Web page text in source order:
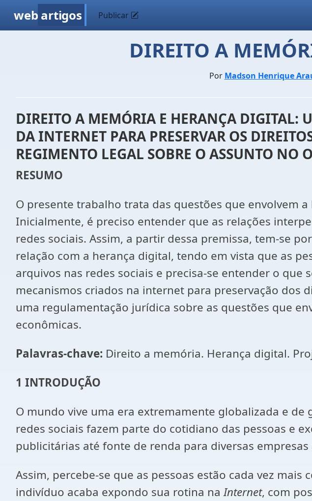
web artigos Publicar
DIREITO A
Por Madson Henrique
DIREITO A MEMÓRIA E HERANÇA DIGITAL:
DA INTERNET PARA PRESERVAR OS
REGIMENTO LEGAL SOBRE O ASSUNTO NO
RESUMO
O presente trabalho trata das questões que envolvem
Inicialmente, é preciso entender que as relações
redes sociais. Assim, a partir dessa premissa, tem-se
relação com a herança digital, tendo em vista que as
arquivos nas redes sociais e precisa-se entender o
mecanismos criados na internet para preservação dos
uma regulamentação jurídica sobre as questões que
econômicas.
Palavras-chave: Direito a memória. Herança digital.
1 INTRODUÇÃO
O mundo vive uma era extremamente globalizada e de
redes sociais fazem parte do cotidiano das pessoas e
publicitárias até fonte de renda para diversas
Assim, percebe-se que as pessoas estão cada vez
indivíduo acaba expondo sua rotina naInternet, com